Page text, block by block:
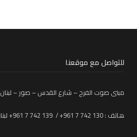
للتواصل مع موقعنا
مبنى صوت الفرح – شارع القدس – صور – لبنان
هاتف : 130 742 7 961+ / 139 742 7 961+ لبنان